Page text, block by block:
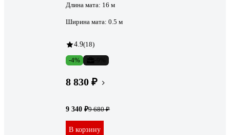
Длина мата: 16 м
Ширина мата: 0.5 м
4.9(18)
-4%
8 830 ₽
9 340 ₽9 680 ₽
В корзину